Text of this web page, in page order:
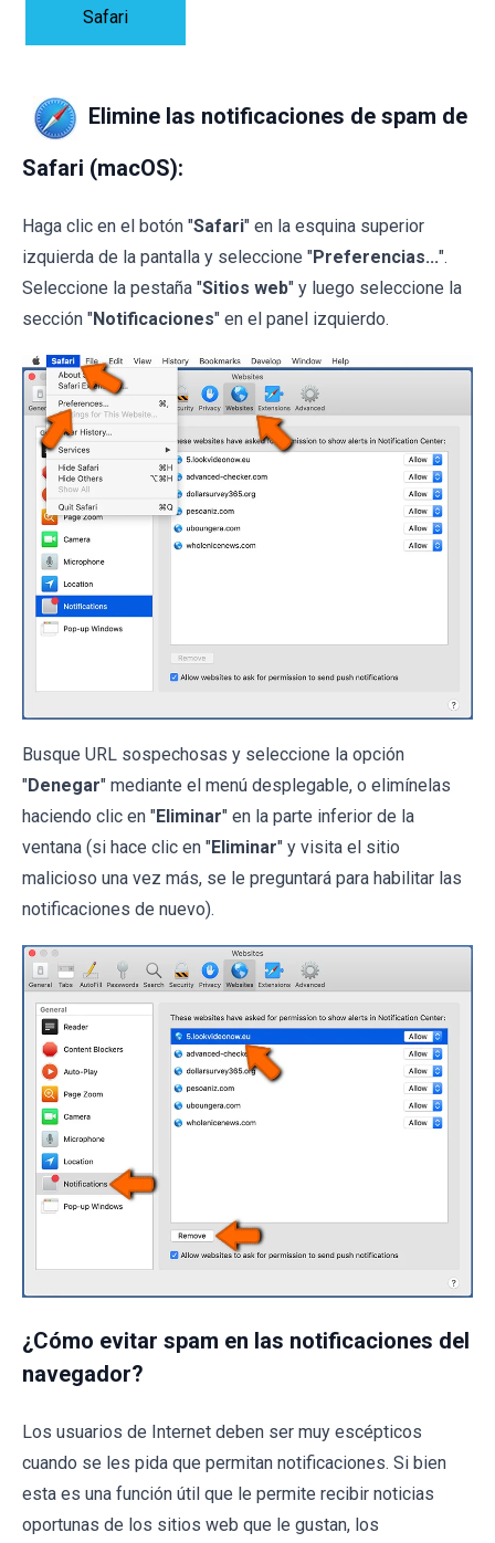
Safari
Elimine las notificaciones de spam de
Safari (macOS):
Haga clic en el botón "Safari" en la esquina superior
izquierda de la pantalla y seleccione "Preferencias...".
Seleccione la pestaña "Sitios web" y luego seleccione la
sección "Notificaciones" en el panel izquierdo.
Busque URL sospechosas y seleccione la opción
"Denegar" mediante el menú desplegable, o elimínelas
haciendo clic en "Eliminar" en la parte inferior de la
ventana (si hace clic en "Eliminar" y visita el sitio
malicioso una vez más, se le preguntará para habilitar las
notificaciones de nuevo).
¿Cómo evitar spam en las notificaciones del
navegador?
Los usuarios de Internet deben ser muy escépticos
cuando se les pida que permitan notificaciones. Si bien
esta es una función útil que le permite recibir noticias
oportunas de los sitios web que le gustan, los